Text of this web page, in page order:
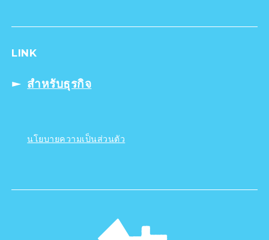
LINK
สำหรับธุรกิจ
นโยบายความเป็นส่วนตัว